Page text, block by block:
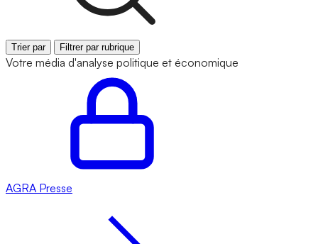
Trier par Filtrer par rubrique
Votre média d'analyse politique et économique
AGRA Presse